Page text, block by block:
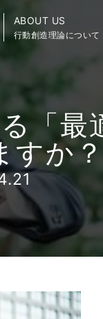
ABOUT US
行動創造理論について
「
すか？